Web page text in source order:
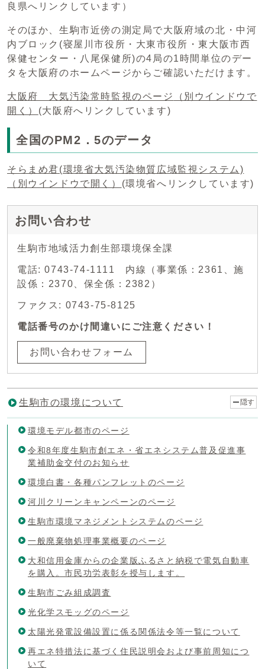
良県へリンクしています）
そのほか、生駒市近傍の測定局で大阪府域の北・中河
内ブロック(寝屋川市役所・大東市役所・東大阪市西
保健センター・八尾保健所)の4局の1時間単位のデー
タを大阪府のホームページからご確認いただけます。
大阪府 大気汚染常時監視のページ
（別ウインドウで
開く） (大阪府へリンクしています)
全国のPM2．5のデータ
そらまめ君(環境省大気汚染物質広域監視システム)
（別ウインドウで開く） (環境省へリンクしています)
お問い合わせ
生駒市地域活力創生部環境保全課
電話: 0743-74-1111 内線（事業係：2361、施
設係：2370、保全係：2382）
ファクス: 0743-75-8125
電話番号のかけ間違いにご注意ください！
お問い合わせフォーム
生駒市の環境について 隠す
環境モデル都市のページ
令和8年度生駒市創エネ・省エネシステム普及促進事
業補助金交付のお知らせ
環境白書・各種パンフレットのページ
河川クリーンキャンペーンのページ
生駒市環境マネジメントシステムのページ
一般廃棄物処理事業概要のページ
大和信用金庫からの企業版ふるさと納税で電気自動車
を購入。市民功労表彰を授与します。
生駒市ごみ組成調査
光化学スモッグのページ
太陽光発電設備設置に係る関係法令等一覧について
再エネ特措法に基づく住民説明会および事前周知につ
いて